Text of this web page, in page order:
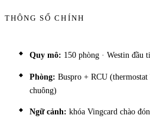
THÔNG SỐ CHÍNH
Quy mô: 150 phòng · Westin đầu
Phòng: Buspro + RCU
chuông)
Ngữ cảnh: khóa Vingcard chào đón